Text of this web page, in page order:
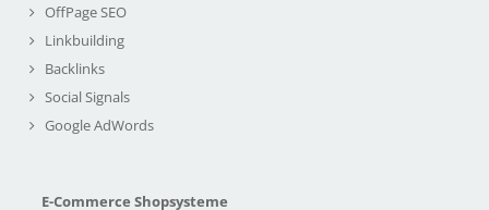
OffPage SEO
Linkbuilding
Backlinks
Social Signals
Google AdWords
E-Commerce Shopsysteme